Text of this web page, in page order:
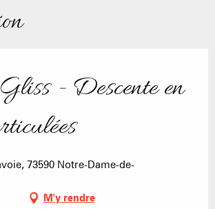
- Descente en
73590 Notre-Dame-de-
M'y rendre